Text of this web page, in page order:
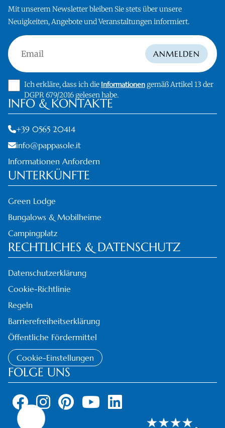
Mit unserem Newsletter bleiben Sie stets über unsere
Neuigkeiten, Angebote und Veranstaltungen informiert.
Email ANMELDEN
Ich erkläre, dass ich die Informationen gemäß Artikel 13 der
DGPR 679/2016 gelesen habe.
INFO & KONTAKTE
+39 0565 20414
info@pappasole.it
Informationen Anfordern
UNTERKÜNFTE
Green Lodge
Bungalows & Mobilheime
Campingplatz
RECHTLICHES & DATENSCHUTZ
Datenschutzerklärung
Cookie-Richtlinie
Regeln
Barrierefreiheitserklärung
Öffentliche Fördermittel
Cookie-Einstellungen
FOLGE UNS